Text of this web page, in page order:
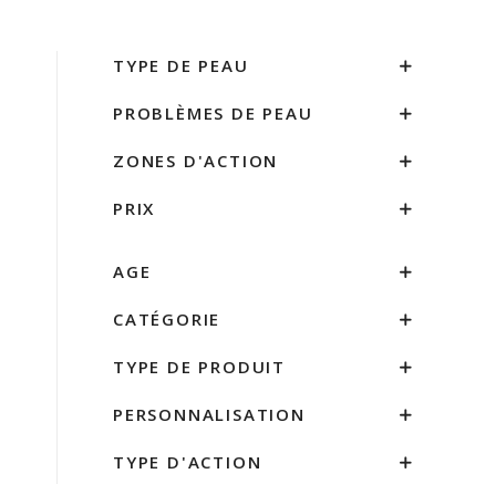
TYPE DE PEAU
PROBLÈMES DE PEAU
ZONES D'ACTION
PRIX
AGE
CATÉGORIE
TYPE DE PRODUIT
PERSONNALISATION
TYPE D'ACTION